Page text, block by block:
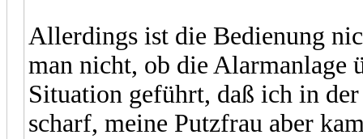
Allerdings ist die Bedienung
man nicht, ob die Alarmanlage
Situation geführt, daß ich in
scharf, meine Putzfrau aber